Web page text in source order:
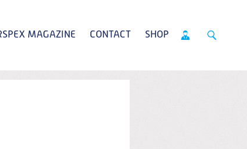
MAGAZINE CONTACT SHOP